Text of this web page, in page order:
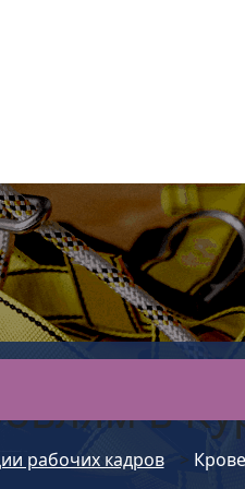
в
рабочих кадров >